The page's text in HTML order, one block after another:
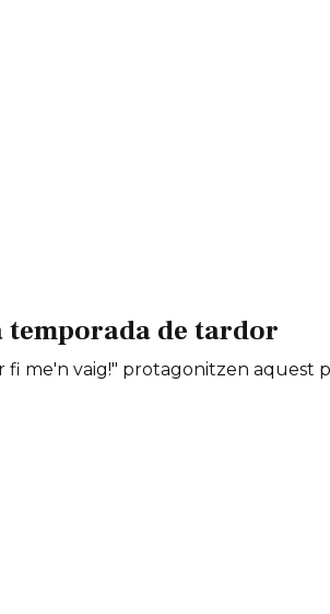
temporada de tardor
fi me'n vaig!" protagonitzen